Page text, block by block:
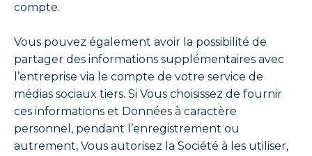
compte.
Vous pouvez également avoir la possibilité de
partager des informations supplémentaires avec
l’entreprise via le compte de votre service de
médias sociaux tiers. Si Vous choisissez de fournir
ces informations et Données à caractère
personnel, pendant l’enregistrement ou
autrement, Vous autorisez la Société à les utiliser,